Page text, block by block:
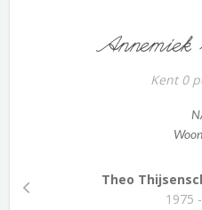
Annemiek
Kent 0
Theo
1975